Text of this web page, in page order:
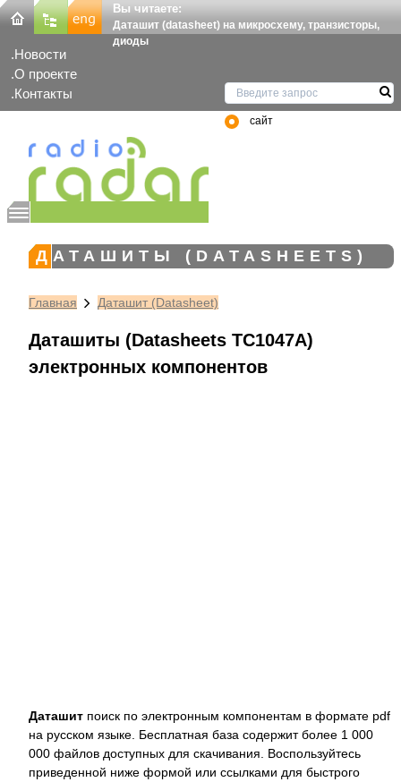
Вы читаете:
Даташит (datasheet) на микросхему, транзисторы,
диоды
Новости
О проекте
Контакты
сайт
ДАТАШИТЫ (DATASHEETS)
Главная Даташит (Datasheet)
Даташиты (Datasheets TC1047A)
электронных компонентов
Даташит поиск по электронным компонентам в формате pdf
на русском языке. Бесплатная база содержит более 1 000
000 файлов доступных для скачивания. Воспользуйтесь
приведенной ниже формой или ссылками для быстрого